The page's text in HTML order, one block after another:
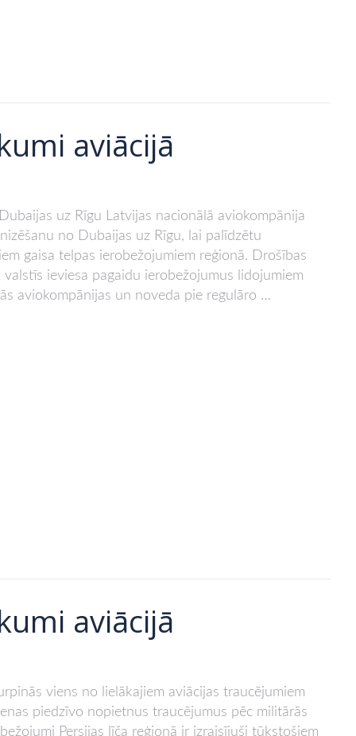
aviācijā
uz Rīgu Latvijas nacionālā aviokompānija
no Dubaijas uz Rīgu, lai palīdzētu
gaisa telpas ierobežojumiem reģionā. Drošības
ieviesa pagaidu ierobežojumus lidojumiem
aviokompānijas un noveda pie regulāro …
aviācijā
viens no lielākajiem aviācijas traucējumiem
piedzīvo nopietnus traucējumus pēc militārās
Persijas līča reģionā ir izraisījuši tūkstošiem